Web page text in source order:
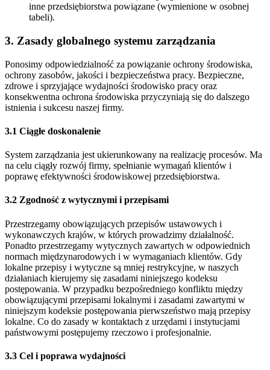
inne przedsiębiorstwa powiązane (wymienione w osobnej
tabeli).
3. Zasady globalnego systemu zarządzania
Ponosimy odpowiedzialność za powiązanie ochrony środowiska,
ochrony zasobów, jakości i bezpieczeństwa pracy. Bezpieczne,
zdrowe i sprzyjające wydajności środowisko pracy oraz
konsekwentna ochrona środowiska przyczyniają się do dalszego
istnienia i sukcesu naszej firmy.
3.1 Ciągłe doskonalenie
System zarządzania jest ukierunkowany na realizację procesów. Ma
na celu ciągły rozwój firmy, spełnianie wymagań klientów i
poprawę efektywności środowiskowej przedsiębiorstwa.
3.2 Zgodność z wytycznymi i przepisami
Przestrzegamy obowiązujących przepisów ustawowych i
wykonawczych krajów, w których prowadzimy działalność.
Ponadto przestrzegamy wytycznych zawartych w odpowiednich
normach międzynarodowych i w wymaganiach klientów. Gdy
lokalne przepisy i wytyczne są mniej restrykcyjne, w naszych
działaniach kierujemy się zasadami niniejszego kodeksu
postępowania. W przypadku bezpośredniego konfliktu między
obowiązującymi przepisami lokalnymi i zasadami zawartymi w
niniejszym kodeksie postępowania pierwszeństwo mają przepisy
lokalne. Co do zasady w kontaktach z urzędami i instytucjami
państwowymi postępujemy rzeczowo i profesjonalnie.
3.3 Cel i poprawa wydajności